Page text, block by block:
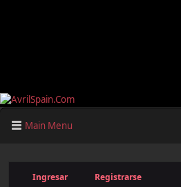
Main Menu
Ingresar Registrarse